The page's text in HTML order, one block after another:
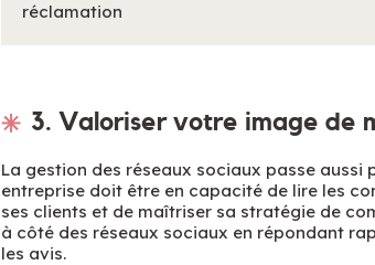
réclamation
3. Valoriser votre image de
La gestion des réseaux sociaux passe aussi
entreprise doit être en capacité de lire les
ses clients et de maîtriser sa stratégie de
à côté des réseaux sociaux en répondant
les avis.